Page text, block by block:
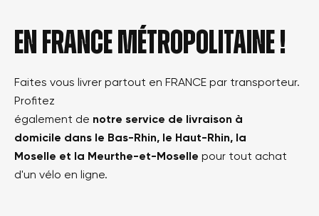
en france métropolitaine !
Faites vous livrer partout en FRANCE par transporteur.
Profitez
également de notre service de livraison à
domicile dans le Bas-Rhin, le Haut-Rhin, la
Moselle et la Meurthe-et-Moselle pour tout achat
d'un vélo en ligne.